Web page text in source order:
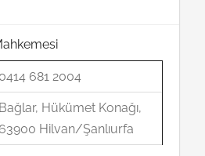
0414 681 2004
Bağlar, Hükümet Konağı,
63900 Hilvan/Şanlıurfa